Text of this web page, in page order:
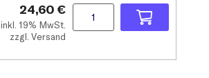
24,60 €
inkl. 19% MwSt.
zzgl. Versand